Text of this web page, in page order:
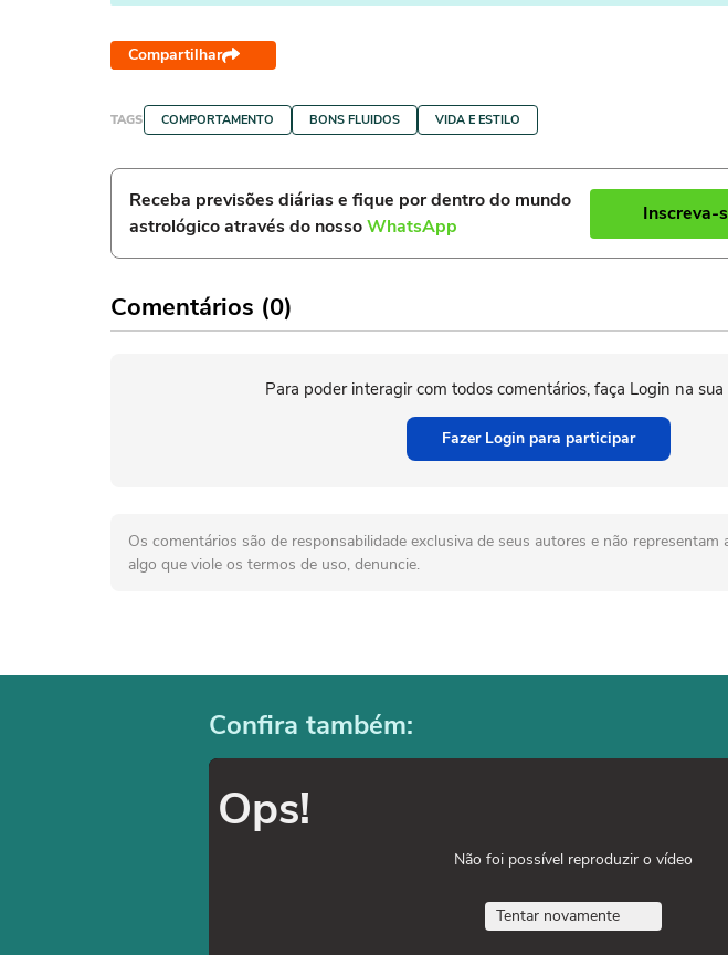
Compartilhar
TAGS COMPORTAMENTO BONS FLUIDOS VIDA E ESTILO
Receba previsões diárias e fique por dentro do mundo
astrológico através do nossoWhatsApp
Inscreva-
Comentários (0)
Para poder interagir com todos comentários, faça Login na sua
Fazer Login para participar
Os comentários são de responsabilidade exclusiva de seus autores e não representam
algo que viole os termos de uso, denuncie.
Confira também:
Ops!
Não foi possível reproduzir o vídeo
Tentar novamente